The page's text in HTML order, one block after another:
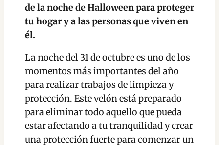
de la noche de Halloween para proteger
tu hogar y a las personas que viven en
él.
La noche del 31 de octubre es uno de los
momentos más importantes del año
para realizar trabajos de limpieza y
protección. Este velón está preparado
para eliminar todo aquello que pueda
estar afectando a tu tranquilidad y crear
una protección fuerte para comenzar un